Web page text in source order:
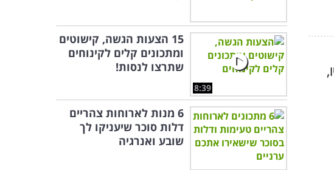
8:39
15 הצעות הגשה, קישוטים
ומתכונים קלים לקינוחים
שתרצו לנסות!
6 מנות לארוחות צהריים
דלות סוכר שיעניקו לך
שובע ואנרגיה